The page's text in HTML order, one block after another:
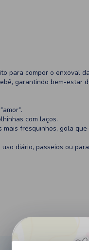
para compor o enxoval
garantindo bem-estar
com laços.
fresquinhos, gola
diário, passeios ou